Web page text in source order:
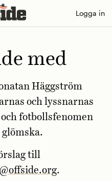
Logga in
med
Häggström
och lyssnarnas
fotbollsfenomen
till
.